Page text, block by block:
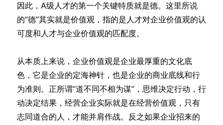
因此，A级人才的第一个关键特质就是德。这里所说
的“德”其实就是价值观，指的是人才对企业价值观的认
可度和人才与企业价值观的匹配度。
从本质上来说，企业价值观是企业最厚重的文化底
色，它是企业的定海神针，也是企业的商业底线和行
为准则。正所谓“道不同不相为谋”，思维决定行动，行
动决定结果，经营企业实际就是在经营价值观，只有
志同道合的人，才能并肩作战。反之如果企业招来的